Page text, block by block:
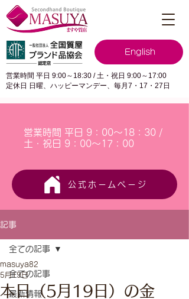
English
営業時間 平日 9:00～18:30 / 土・祝日 9:00～17:00
定休日 日曜、ハッピーマンデー、毎月7・17・27日
営業時間 平日 9：00～18：30 /
土・祝日 9：00～17：00
公式ホームページ
記事
全ての記事
最新情報
全ての記事
本日（5月19日）の金
masuya82
5月19日